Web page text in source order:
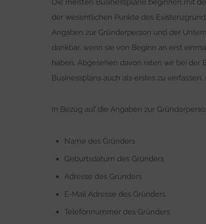
Die meisten Businesspläne beginnen mit
der wesentlichen Punkte des
Angaben zur Gründerperson und der
dankbar, wenn sie von Beginn an erst
haben. Abgesehen davon raten wir bei der
Businessplans auch als erstes zu
In Bezug auf die Angaben zur
Name des Gründers
Geburtsdatum des Gründers
Adresse des Gründers
E-Mail Adresse des Gründers
Telefonnummer des Gründers